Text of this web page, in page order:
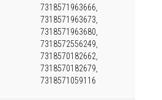
7318571963666,
7318571963673,
7318571963680,
7318572556249,
7318570182662,
7318570182679,
7318571059116